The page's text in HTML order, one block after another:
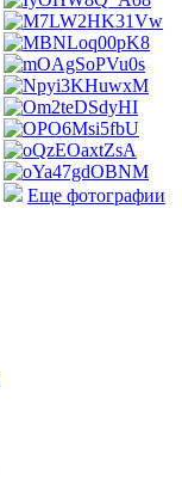
Еще фотографии